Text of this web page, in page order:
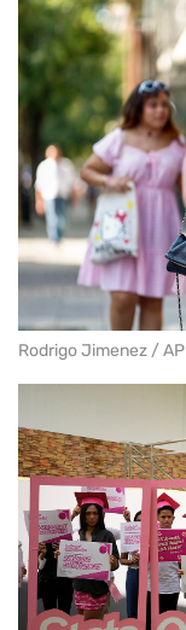
Rodrigo Jimenez / AP